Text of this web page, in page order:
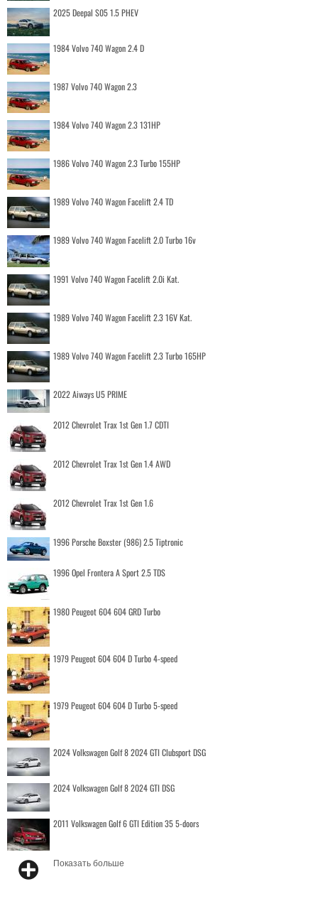
2025 Deepal S05 1.5 PHEV
1984 Volvo 740 Wagon 2.4 D
1987 Volvo 740 Wagon 2.3
1984 Volvo 740 Wagon 2.3 131HP
1986 Volvo 740 Wagon 2.3 Turbo 155HP
1989 Volvo 740 Wagon Facelift 2.4 TD
1989 Volvo 740 Wagon Facelift 2.0 Turbo 16v
1991 Volvo 740 Wagon Facelift 2.0i Kat.
1989 Volvo 740 Wagon Facelift 2.3 16V Kat.
1989 Volvo 740 Wagon Facelift 2.3 Turbo 165HP
2022 Aiways U5 PRIME
2012 Chevrolet Trax 1st Gen 1.7 CDTI
2012 Chevrolet Trax 1st Gen 1.4 AWD
2012 Chevrolet Trax 1st Gen 1.6
1996 Porsche Boxster (986) 2.5 Tiptronic
1996 Opel Frontera A Sport 2.5 TDS
1980 Peugeot 604 604 GRD Turbo
1979 Peugeot 604 604 D Turbo 4-speed
1979 Peugeot 604 604 D Turbo 5-speed
2024 Volkswagen Golf 8 2024 GTI Clubsport DSG
2024 Volkswagen Golf 8 2024 GTI DSG
2011 Volkswagen Golf 6 GTI Edition 35 5-doors
Показать больше